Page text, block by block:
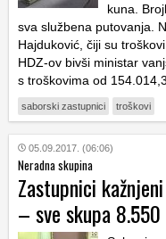
kuna.
sva službena putovanja.
Hajduković, čiji su
HDZ-ov bivši ministar
s troškovima od
saborski zastupnici troškovi
05.09.2017. (06:06)
Neradna skupina
Zastupnici
– sve skupa 8.550